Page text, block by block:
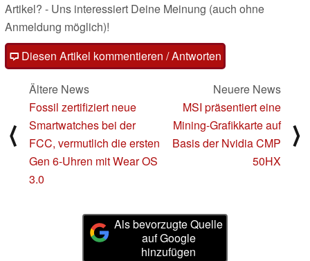
Artikel? - Uns interessiert Deine Meinung (auch ohne
Anmeldung möglich)!
Diesen Artikel kommentieren / Antworten
⟨
Ältere News
Fossil zertifiziert neue
Smartwatches bei der
FCC, vermutlich die ersten
Gen 6-Uhren mit Wear OS
3.0
Neuere News
MSI präsentiert eine
Mining-Grafikkarte auf
Basis der Nvidia CMP
50HX
⟩
Als bevorzugte Quelle
auf Google
hinzufügen